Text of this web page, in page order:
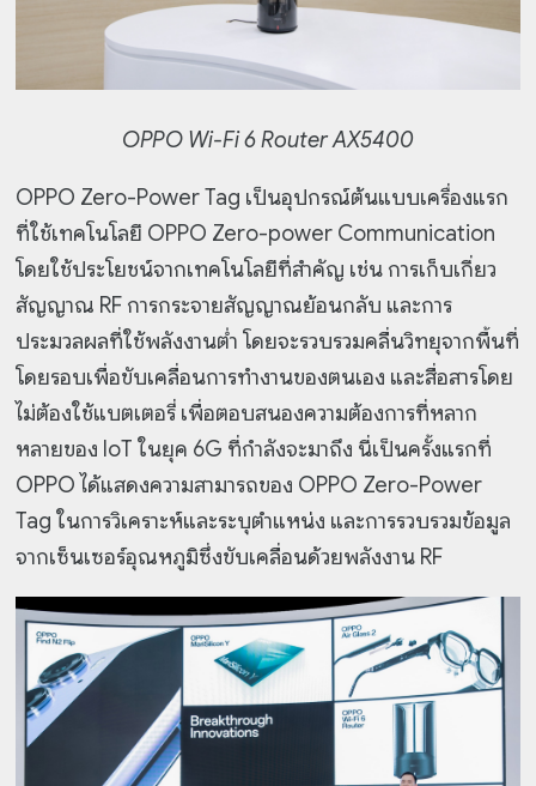
OPPO Wi-Fi 6 Router AX5400
OPPO Zero-Power Tag เป็นอุปกรณ์ต้นแบบเครื่องแรก
ที่ใช้เทคโนโลยี OPPO Zero-power Communication
โดยใช้ประโยชน์จากเทคโนโลยีที่สำคัญ เช่น การเก็บเกี่ยว
สัญญาณ RF การกระจายสัญญาณย้อนกลับ และการ
ประมวลผลที่ใช้พลังงานต่ำ โดยจะรวบรวมคลื่นวิทยุจากพื้นที่
โดยรอบเพื่อขับเคลื่อนการทำงานของตนเอง และสื่อสารโดย
ไม่ต้องใช้แบตเตอรี่ เพื่อตอบสนองความต้องการที่หลาก
หลายของ IoT ในยุค 6G ที่กำลังจะมาถึง นี่เป็นครั้งแรกที่
OPPO ได้แสดงความสามารถของ OPPO Zero-Power
Tag ในการวิเคราะห์และระบุตำแหน่ง และการรวบรวมข้อมูล
จากเซ็นเซอร์อุณหภูมิซึ่งขับเคลื่อนด้วยพลังงาน RF